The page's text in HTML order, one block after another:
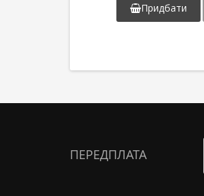
Придбати
ПЕРЕДПЛАТА